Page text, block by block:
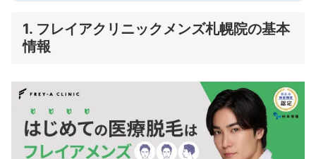
1. フレイアクリニックメンズ札幌院の基本
情報